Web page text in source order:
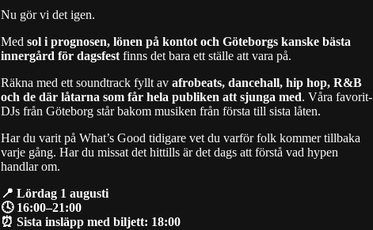
Nu gör vi det igen.
Med sol i prognosen, lönen på kontot och Göteborgs kanske bästa
innergård för dagsfestfinns det bara ett ställe att vara på.
Räkna med ett soundtrack fyllt av afrobeats, dancehall, hip hop, R&B
och de där låtarna som får hela publiken att sjunga med. Våra favorit-
DJs från Göteborg står bakom musiken från första till sista låten.
Har du varit på What’s Good tidigare vet du varför folk kommer tillbaka
varje gång. Har du missat det hittills är det dags att förstå vad hypen
handlar om.
📍 Lördag 1 augusti
🕓 16:00–21:00
⏰ Sista insläpp med biljett: 18:00